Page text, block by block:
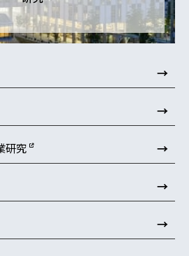
→
→
研究 →
→
→